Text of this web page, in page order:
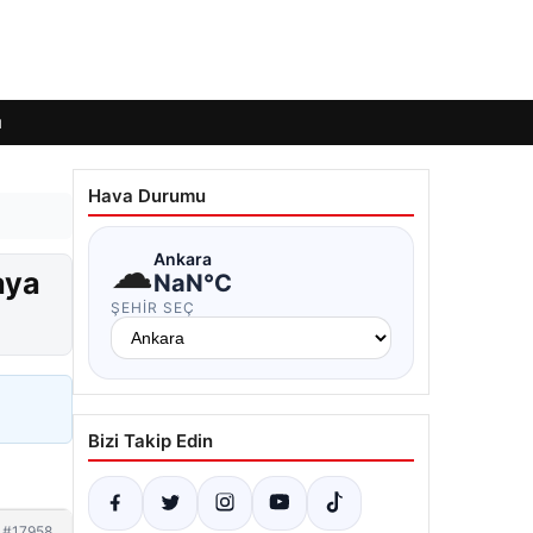
Hava Durumu
☁Ankara
NaN°C
ŞEHIR SEÇ
Bizi Takip Edin